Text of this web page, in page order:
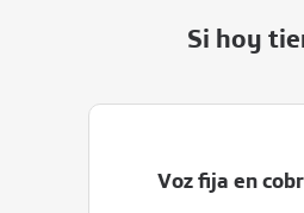
Si hoy
Voz fija en